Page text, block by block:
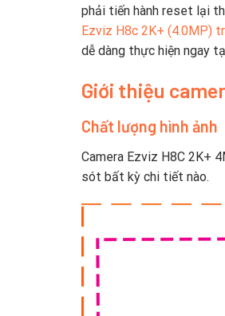
phải tiến hành reset lại
Ezviz H8c 2K+ (4.0MP)
dễ dàng thực hiện ngay
Giới thiệu
Chất lượng hình ảnh
Camera Ezviz H8C 2K+
sót bất kỳ chi tiết nào.